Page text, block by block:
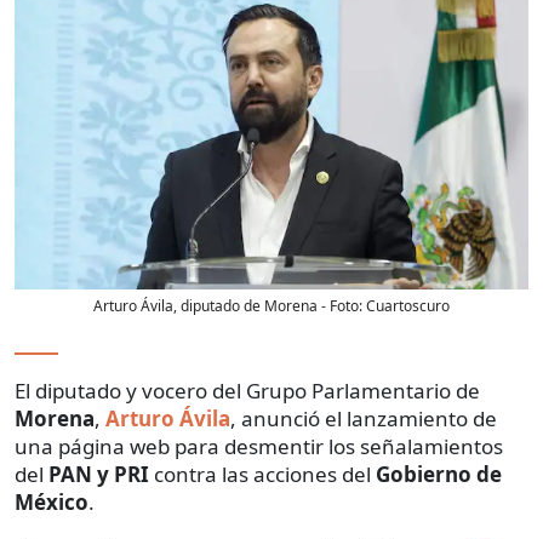
Arturo Ávila, diputado de Morena - Foto:Cuartoscuro
El diputado y vocero del Grupo Parlamentario de
Morena, Arturo Ávila, anunció el lanzamiento de
una página web para desmentir los señalamientos
del PAN y PRI contra las acciones del Gobierno de
México.